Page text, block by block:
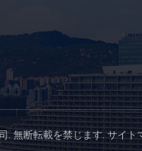
. 無断転載を禁じます.サイト